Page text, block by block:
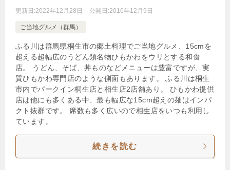
更新日:2022年12月28日 公開日:2016年12月9日
ご当地グルメ（群馬）
ふる川は群馬県桐生市の郷土料理でご当地グルメ、15cmを
超える超幅広のうどん類名物ひもかわをウリとする和食
店。 うどん、そば、丼ものなどメニューは豊富ですが、実
質ひもかわ専門店のような側面もあります。 ふる川は桐生
市内でパークイン桐生店と相生店2店舗あり。 ひもかわ提供
店は他にも多くある中、最も幅広な15cm超えの麺はインパ
クト抜群です。 席数も多く広いので相生店をいつも利用し
ています。
続きを読む